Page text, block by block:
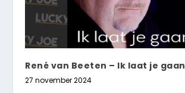
René van Beeten – Ik laat je gaan
27 november 2024